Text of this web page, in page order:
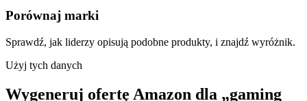
Porównaj marki
Sprawdź, jak liderzy opisują podobne produkty, i znajdź wyróżnik.
Użyj tych danych
Wygeneruj ofertę Amazon dla „gaming